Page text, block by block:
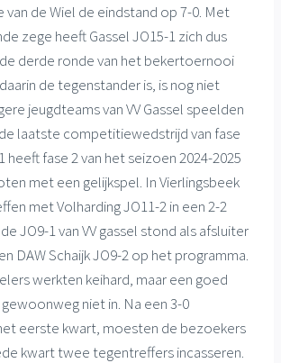
van de Wiel de eindstand op 7-0. Met
zege heeft Gassel JO15-1 zich dus
derde ronde van het bekertoernooi
de tegenstander is, is nog niet
jeugdteams van VV Gassel speelden
laatste competitiewedstrijd van fase
heeft fase 2 van het seizoen 2024-2025
met een gelijkspel. In Vierlingsbeek
met Volharding JO11-2 in een 2-2
JO9-1 van VV gassel stond als afsluiter
DAW Schaijk JO9-2 op het programma.
werkten keihard, maar een goed
niet in. Na een 3-0
eerste kwart, moesten de bezoekers
kwart twee tegentreffers incasseren.